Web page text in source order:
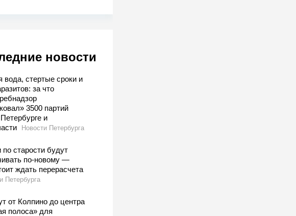
новости
вода, стертые сроки и
за что
3500 партий
и
Новости Петербурга
по старости будут
по-новому —
ждать перерасчета
Петербурга
от Колпино до центра
полоса» для